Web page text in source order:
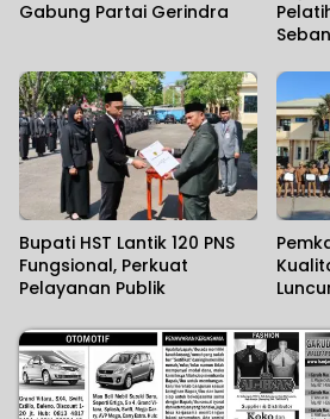
Gabung Partai Gerindra
Bupati HST Lantik 120 PNS
Fungsional, Perkuat
Pelayanan Publik